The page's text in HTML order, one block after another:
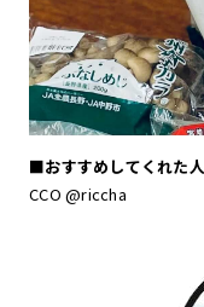
■おすすめしてくれた人
CCO @riccha